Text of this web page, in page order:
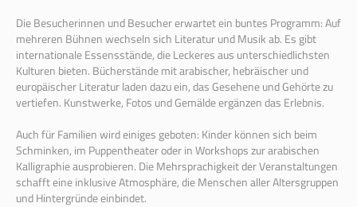
Die Besucherinnen und Besucher erwartet ein buntes Programm: Auf
mehreren Bühnen wechseln sich Literatur und Musik ab. Es gibt
internationale Essensstände, die Leckeres aus unterschiedlichsten
Kulturen bieten. Bücherstände mit arabischer, hebräischer und
europäischer Literatur laden dazu ein, das Gesehene und Gehörte zu
vertiefen. Kunstwerke, Fotos und Gemälde ergänzen das Erlebnis.
Auch für Familien wird einiges geboten: Kinder können sich beim
Schminken, im Puppentheater oder in Workshops zur arabischen
Kalligraphie ausprobieren. Die Mehrsprachigkeit der Veranstaltungen
schafft eine inklusive Atmosphäre, die Menschen aller Altersgruppen
und Hintergründe einbindet.